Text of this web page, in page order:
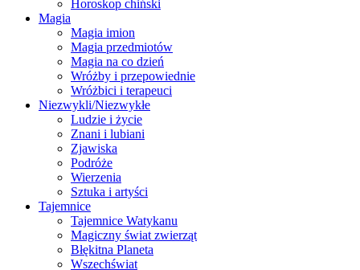
Horoskop chiński
Magia
Magia imion
Magia przedmiotów
Magia na co dzień
Wróżby i przepowiednie
Wróżbici i terapeuci
Niezwykli/Niezwykłe
Ludzie i życie
Znani i lubiani
Zjawiska
Podróże
Wierzenia
Sztuka i artyści
Tajemnice
Tajemnice Watykanu
Magiczny świat zwierząt
Błękitna Planeta
Wszechświat